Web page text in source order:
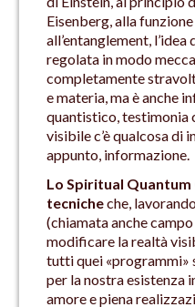
Eisenberg, alla
all’entanglement,
regolata in modo
completamente
e materia, ma è anche
quantistico, testimonia
visibile c’è qualcosa di
appunto, informazione.
Lo Spiritual Quantum
tecnicheche,
(chiamata anche
modificare la realtà
tutti quei «programmi»
per la nostra esistenza
amore e piena